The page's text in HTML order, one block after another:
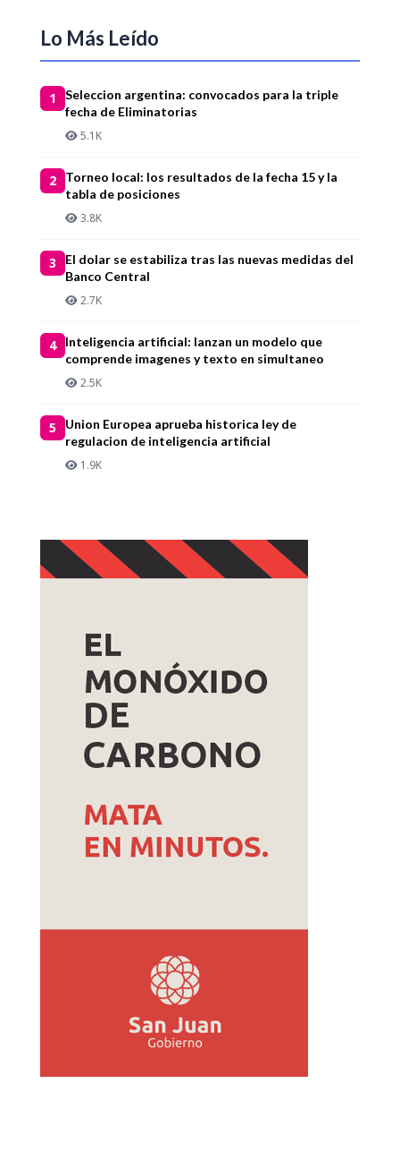
Lo Más Leído
1
Seleccion argentina: convocados para la triple
fecha de Eliminatorias
5.1K
2
Torneo local: los resultados de la fecha 15 y la
tabla de posiciones
3.8K
3
El dolar se estabiliza tras las nuevas medidas del
Banco Central
2.7K
4
Inteligencia artificial: lanzan un modelo que
comprende imagenes y texto en simultaneo
2.5K
5
Union Europea aprueba historica ley de
regulacion de inteligencia artificial
1.9K